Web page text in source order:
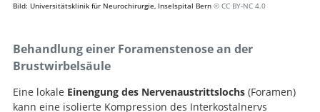
Bild: Universitätsklinik für Neurochirurgie, Inselspital Bern © CC BY-NC 4.0
Behandlung einer Foramenstenose an der
Brustwirbelsäule
Eine lokale Einengung des Nervenaustrittslochs(Foramen)
kann eine isolierte Kompression des Interkostalnervs